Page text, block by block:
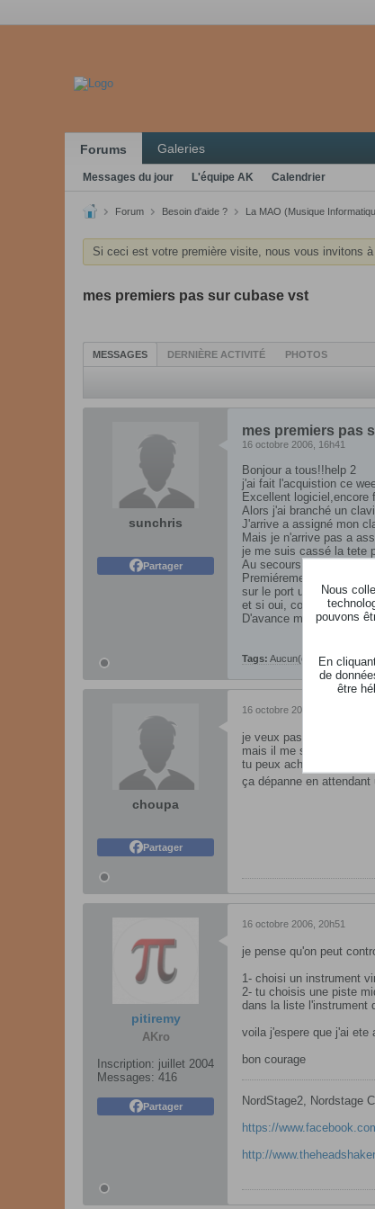
Forums Galeries
Messages du jour L'équipe AK Calendrier
Forum Besoin d'aide ? La MAO (Musique
Si ceci est votre première visite, nous vous invitons
mes premiers pas sur cubase vst
MESSAGES DERNIÈRE ACTIVITÉ PHOTOS
sunchris
Partager
mes premiers pas
16 octobre 2006, 16h41
Bonjour a tous!!help 2
j'ai fait l'acquistion ce
Excellent logiciel,encore
Alors j'ai branché un
J'arrive a assigné mon
Mais je n'arrive pas a
je me suis cassé la tete
Au secours,I'm lost in
Premiérement:peut-on
sur le port usb??
et si oui, comment??
D'avance merçi,car là je
Tags: Aucun(e)
choupa
Partager
16 octobre 2006, 17h29
je veux pas dire une
mais il me semble que tu
tu peux acheter un cable
ça dépanne en attendant
pitiremy
AKro
Inscription: juillet 2004
Messages: 416
Partager
16 octobre 2006, 20h51
je pense qu'on peut
1- choisi un instrument
2- tu choisis une piste
dans la liste l'instrument
voila j'espere que j'ai ete
bon courage
NordStage2, Nordstage
https://
http://
Nous
pouvons
En
de
être